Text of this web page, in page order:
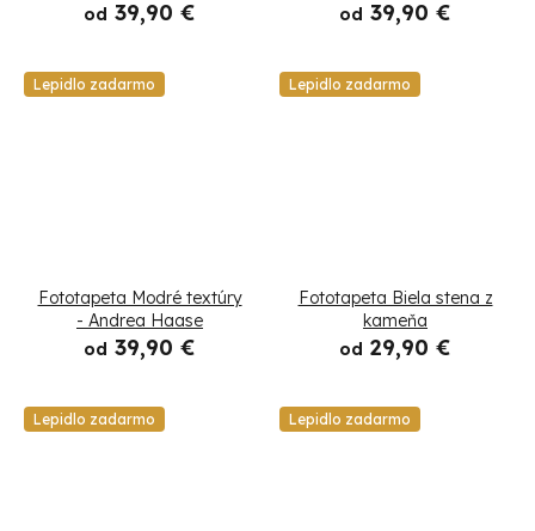
Haase
od 39,90 €
od 39,90 €
Lepidlo zadarmo
Fototapeta Modré textúry
- Andrea Haase
od 39,90 €
Lepidlo zadarmo
Fototapeta Biela stena z
kameňa
od 29,90 €
Lepidlo zadarmo Lepidlo zadarmo